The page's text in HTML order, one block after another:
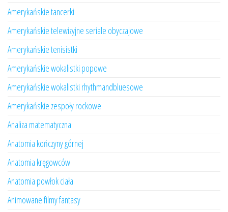
Amerykańskie tancerki
Amerykańskie telewizyjne seriale obyczajowe
Amerykańskie tenisistki
Amerykańskie wokalistki popowe
Amerykańskie wokalistki rhythmandbluesowe
Amerykańskie zespoły rockowe
Analiza matematyczna
Anatomia kończyny górnej
Anatomia kręgowców
Anatomia powłok ciała
Animowane filmy fantasy